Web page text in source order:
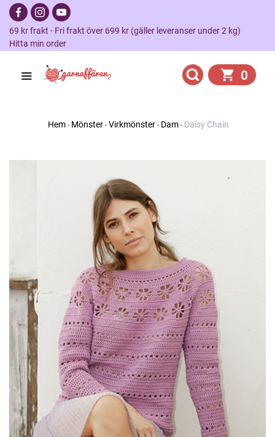
69 kr frakt - Fri frakt över 699 kr (gäller leveranser under 2 kg)
Hitta min order
0
Hem Mönster Virkmönster Dam Daisy Chain